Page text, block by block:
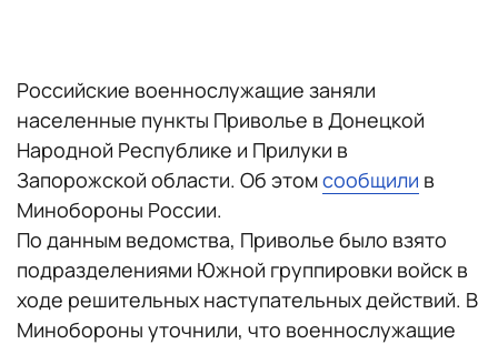
Российские военнослужащие заняли
населенные пункты Приволье в Донецкой
Народной Республике и Прилуки в
Запорожской области. Об этомсообщили в
Минобороны России.
По данным ведомства, Приволье было взято
подразделениями Южной группировки войск в
ходе решительных наступательных действий. В
Минобороны уточнили, что военнослужащие